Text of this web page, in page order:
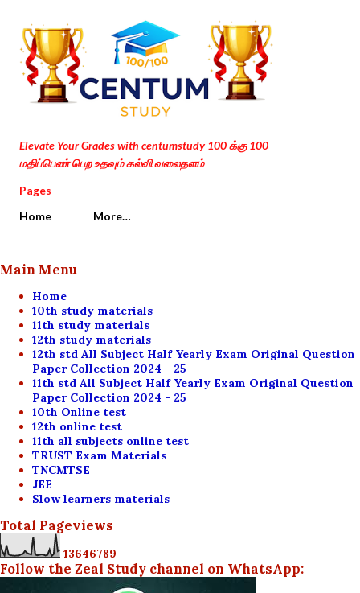
Skip to main content
Elevate Your Grades with centumstudy 100 க்கு 100
மதிப்பெண் பெற உதவும் கல்வி வலைதளம்
Pages
Home
More…
Main Menu
Home
10th study materials
11th study materials
12th study materials
12th std All Subject Half Yearly Exam Original Question
Paper Collection 2024 - 25
11th std All Subject Half Yearly Exam Original Question
Paper Collection 2024 - 25
10th Online test
12th online test
11th all subjects online test
TRUST Exam Materials
TNCMTSE
JEE
Slow learners materials
Total Pageviews
13646789
Follow the Zeal Study channel on WhatsApp: